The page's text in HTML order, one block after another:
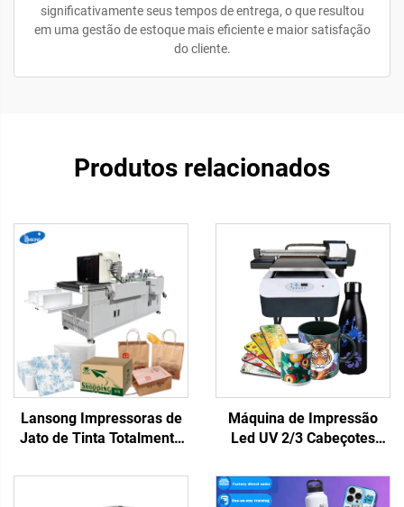
significativamente seus tempos de entrega, o que resultou
em uma gestão de estoque mais eficiente e maior satisfação
do cliente.
Produtos relacionados
Lansong Impressoras de
Jato de Tinta Totalmente
Não Tecido, Papelão
Máquina de Impressão
Led UV 2/3 Cabeçotes
Impressora de Plataforma
Plana UV para Materiais